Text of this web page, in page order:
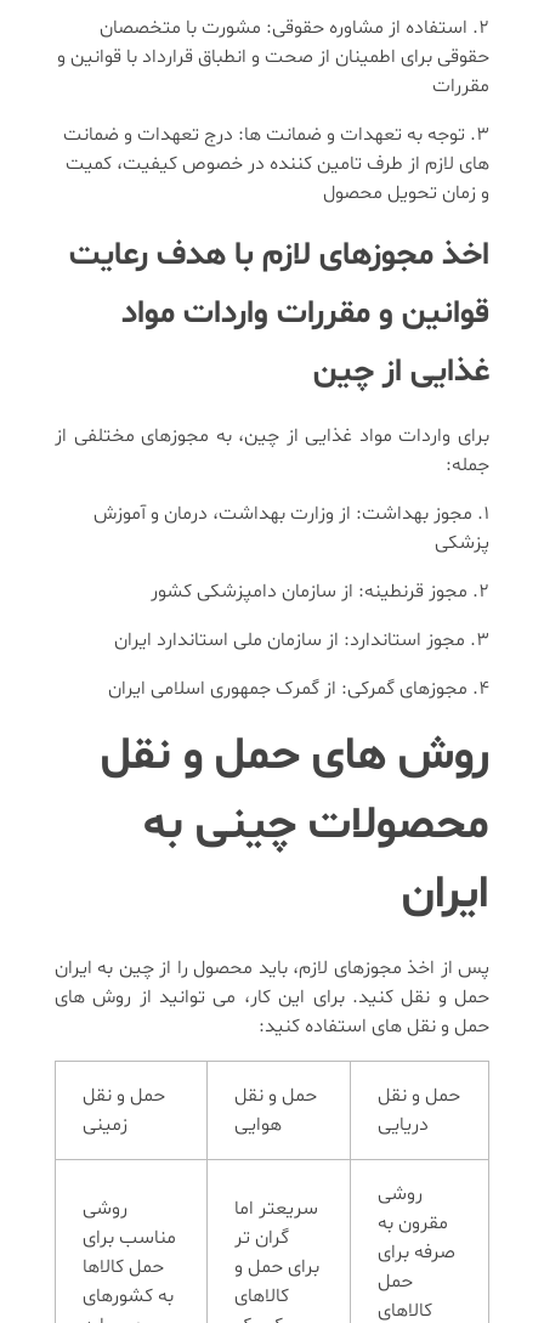
استفاده از مشاوره حقوقی: مشورت با متخصصان
حقوقی برای اطمینان از صحت و انطباق قرارداد با قوانین و
مقررات
توجه به تعهدات و ضمانت ها: درج تعهدات و ضمانت
های لازم از طرف تامین کننده در خصوص کیفیت، کمیت
و زمان تحویل محصول
اخذ مجوزهای لازم با هدف رعایت
قوانین و مقررات واردات مواد
غذایی از چین
برای واردات مواد غذایی از چین، به مجوزهای مختلفی از
جمله:
مجوز بهداشت: از وزارت بهداشت، درمان و آموزش
پزشکی
مجوز قرنطینه: از سازمان دامپزشکی کشور
مجوز استاندارد: از سازمان ملی استاندارد ایران
مجوزهای گمرکی: از گمرک جمهوری اسلامی ایران
روش های حمل و نقل
محصولات چینی به
ایران
پس از اخذ مجوزهای لازم، باید محصول را از چین به ایران
حمل و نقل کنید. برای این کار، می توانید از روش های
حمل و نقل های استفاده کنید:
حمل و نقل
دریایی
حمل و نقل
هوایی
حمل و نقل
زمینی
روشی
مقرون به
صرفه برای
حمل
کالاهای
سریعتر اما
گران تر
برای حمل و
کالاهای
روشی
مناسب برای
حمل کالاها
به کشورهای